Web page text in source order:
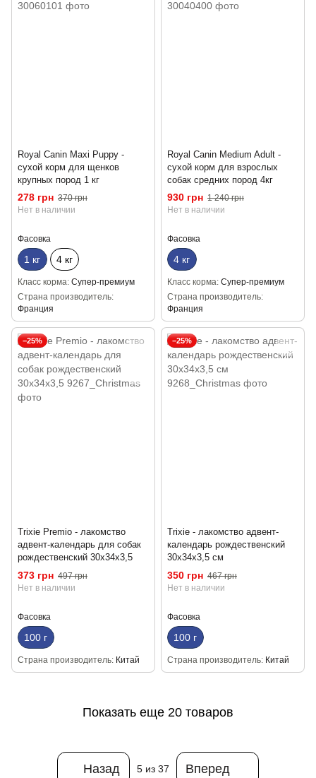
Royal Canin Maxi Puppy -
сухой корм для щенков
крупных пород 1 кг
278 грн 370 грн
Нет в наличии
Фасовка
1 кг 4 кг
Класс корма Супер-премиум
Страна производитель
Франция
Royal Canin Medium Adult -
сухой корм для взрослых
собак средних пород 4кг
930 грн 1 240 грн
Нет в наличии
Фасовка
4 кг
Класс корма Супер-премиум
Страна производитель
Франция
−25%
Trixie Premio - лакомство
адвент-календарь для собак
рождественский 30х34х3,5
373 грн 497 грн
Нет в наличии
Фасовка
100 г
Страна производитель Китай
−25%
Trixie - лакомство адвент-
календарь рождественский
30х34х3,5 см
350 грн 467 грн
Нет в наличии
Фасовка
100 г
Страна производитель Китай
Показать еще 20 товаров
Назад 5из 37 Вперед